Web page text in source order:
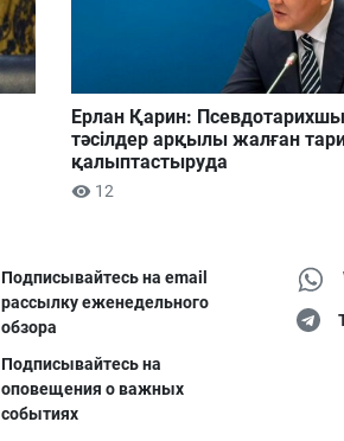
Ерлан Қарин:
тәсілдер арқылы жалған
қалыптастыруда
12
Подписывайтесь на email
рассылку еженедельного
обзора
Подписывайтесь на
оповещения о важных
событиях